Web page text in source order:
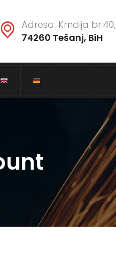
Adresa: Krndija br:40,
74260 Tešanj, BiH